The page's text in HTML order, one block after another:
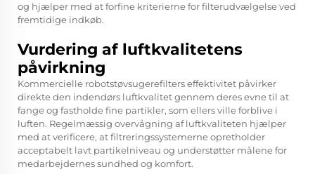
og hjælper med at forfine kriterierne for filterudvælgelse ved
fremtidige indkøb.
Vurdering af luftkvalitetens
påvirkning
Kommercielle robotstøvsugerefilters effektivitet påvirker
direkte den indendørs luftkvalitet gennem deres evne til at
fange og fastholde fine partikler, som ellers ville forblive i
luften. Regelmæssig overvågning af luftkvaliteten hjælper
med at verificere, at filtreringssystemerne opretholder
acceptabelt lavt partikelniveau og understøtter målene for
medarbejdernes sundhed og komfort.